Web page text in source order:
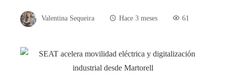
Valentina Sequeira Hace 3 meses 61